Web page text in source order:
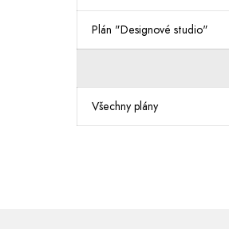
Plán "Designové studio"
Všechny plány